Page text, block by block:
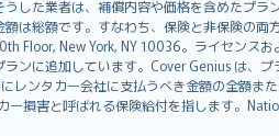
た業者は、補償内容や価格を含めたプラ
は総額です。すなわち、保険と非保険の
New York, NY 10036。ライセンス
ンに追加しています。Cover Genius は、
ンタカー会社に支払うべき金額の全額ま
損害と呼ばれる保険給付を指します。